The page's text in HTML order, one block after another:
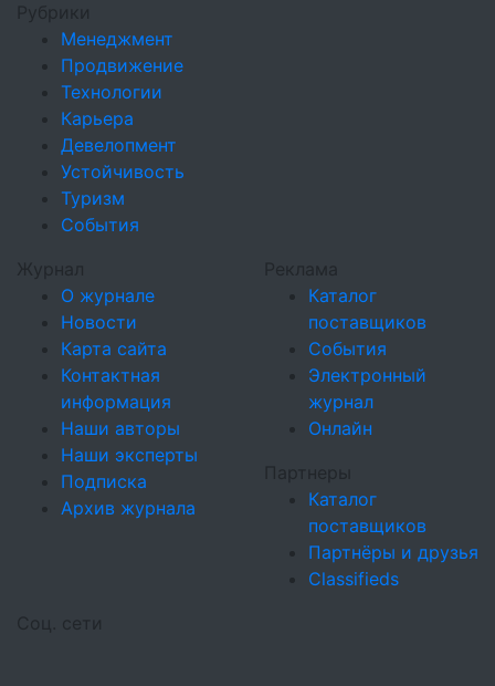
Рубрики
Менеджмент
Продвижение
Технологии
Карьера
Девелопмент
Устойчивость
Туризм
События
Журнал
О журнале
Новости
Карта сайта
Контактная
информация
Наши авторы
Наши эксперты
Подписка
Архив журнала
Реклама
Каталог
поставщиков
События
Электронный
журнал
Онлайн
Партнеры
Каталог
поставщиков
Партнёры и друзья
Classifieds
Соц. сети